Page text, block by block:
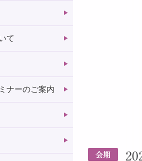
て
ナーのご案内